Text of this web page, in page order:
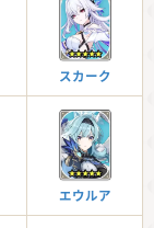
スカーク
エウルア